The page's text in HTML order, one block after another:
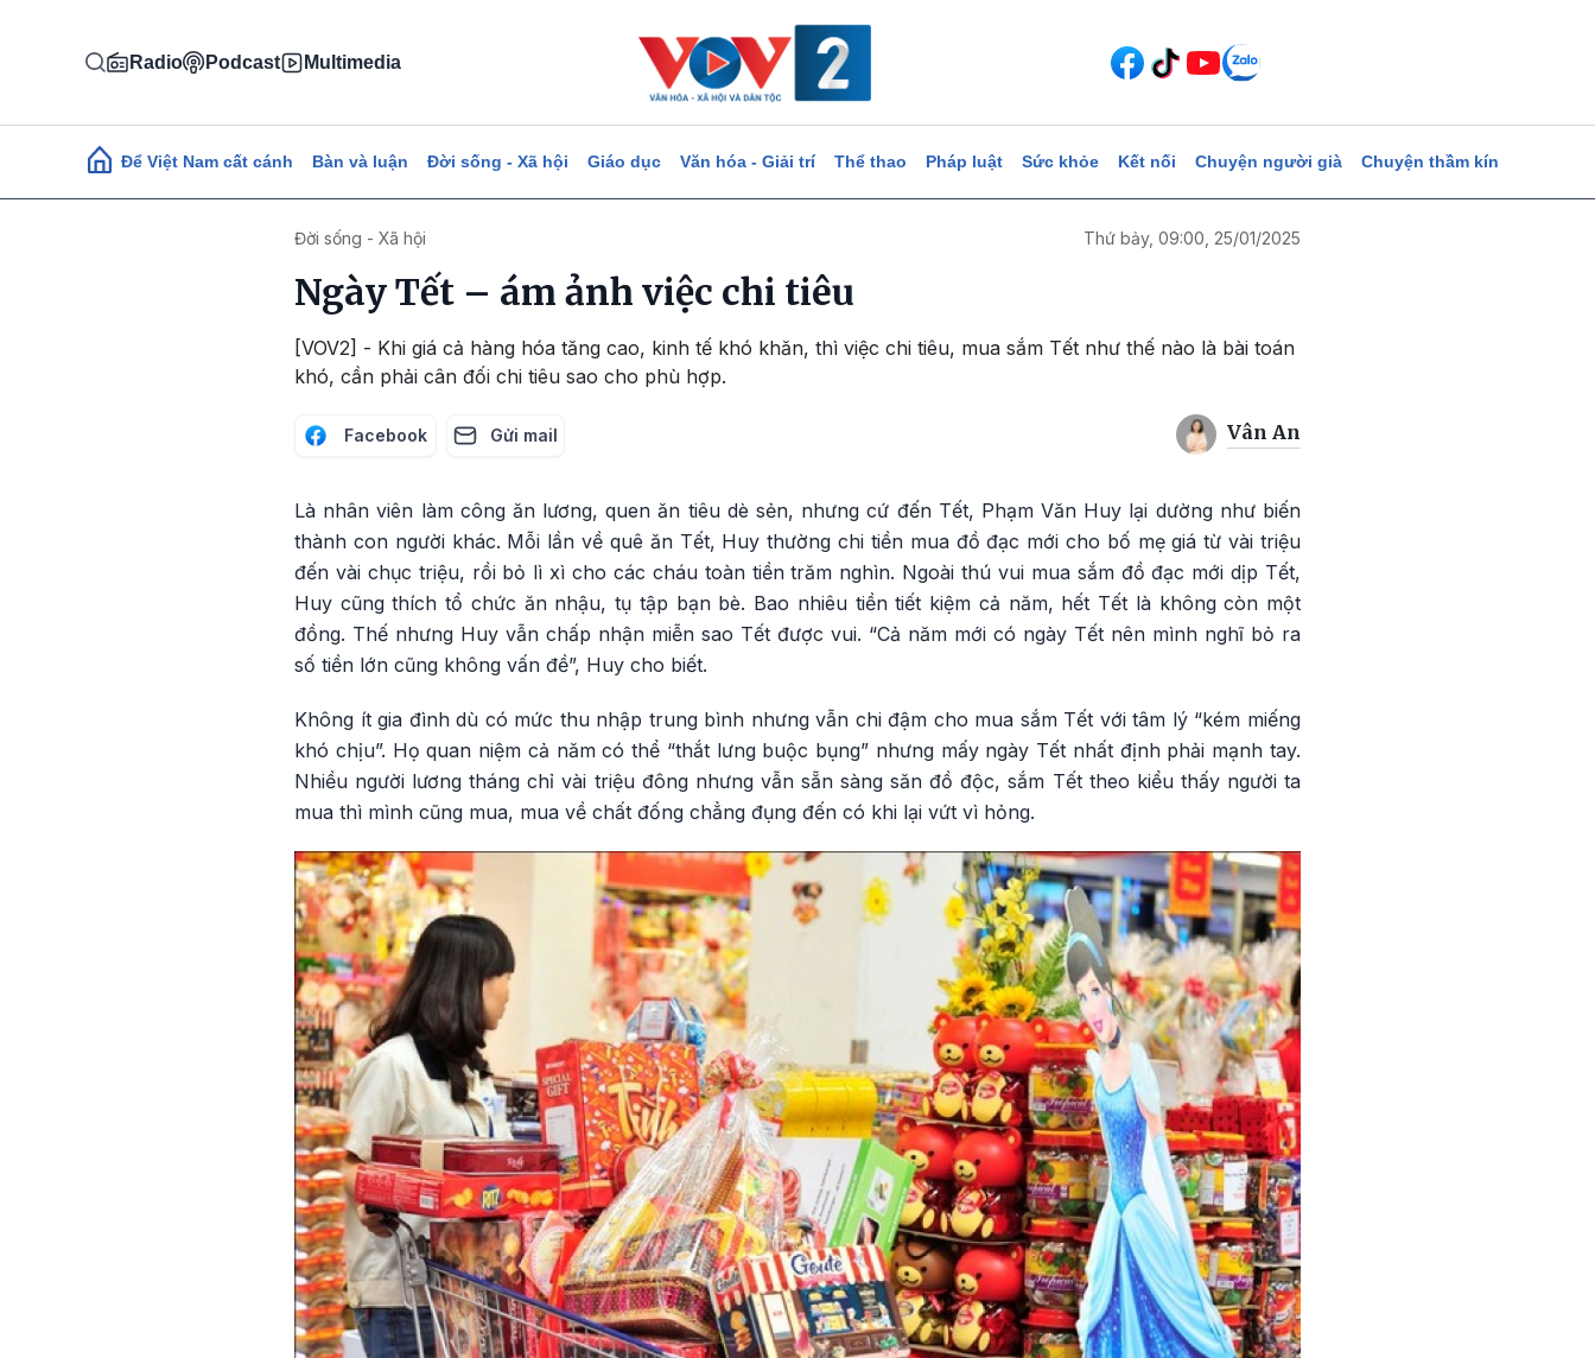
Radio Podcast Multimedia
Main navigation
Để Việt Nam cất cánh Bàn và luận Đời sống - Xã hội Giáo dục Văn hóa - Giải trí Thể thao Pháp luật Sức khỏe Kết nối Chuyện người già Chuyện thầm kín
Đời sống - Xã hội Thứ bảy, 09:00, 25/01/2025
Ngày Tết – ám ảnh việc chi tiêu
[VOV2] - Khi giá cả hàng hóa tăng cao, kinh tế khó khăn, thì việc chi tiêu, mua sắm Tết như thế nào là bài toán
khó, cần phải cân đối chi tiêu sao cho phù hợp.
Facebook Gửi mail Vân An
Là nhân viên làm công ăn lương, quen ăn tiêu dè sẻn, nhưng cứ đến Tết, Phạm Văn Huy lại dường như biến
thành con người khác. Mỗi lần về quê ăn Tết, Huy thường chi tiền mua đồ đạc mới cho bố mẹ giá từ vài triệu
đến vài chục triệu, rồi bỏ lì xì cho các cháu toàn tiền trăm nghìn. Ngoài thú vui mua sắm đồ đạc mới dịp Tết,
Huy cũng thích tổ chức ăn nhậu, tụ tập bạn bè. Bao nhiêu tiền tiết kiệm cả năm, hết Tết là không còn một
đồng. Thế nhưng Huy vẫn chấp nhận miễn sao Tết được vui. “Cả năm mới có ngày Tết nên mình nghĩ bỏ ra
số tiền lớn cũng không vấn đề”, Huy cho biết.
Không ít gia đình dù có mức thu nhập trung bình nhưng vẫn chi đậm cho mua sắm Tết với tâm lý “kém miếng
khó chịu”. Họ quan niệm cả năm có thể “thắt lưng buộc bụng” nhưng mấy ngày Tết nhất định phải mạnh tay.
Nhiều người lương tháng chỉ vài triệu đông nhưng vẫn sẵn sàng săn đồ độc, sắm Tết theo kiểu thấy người ta
mua thì mình cũng mua, mua về chất đống chẳng đụng đến có khi lại vứt vì hỏng.